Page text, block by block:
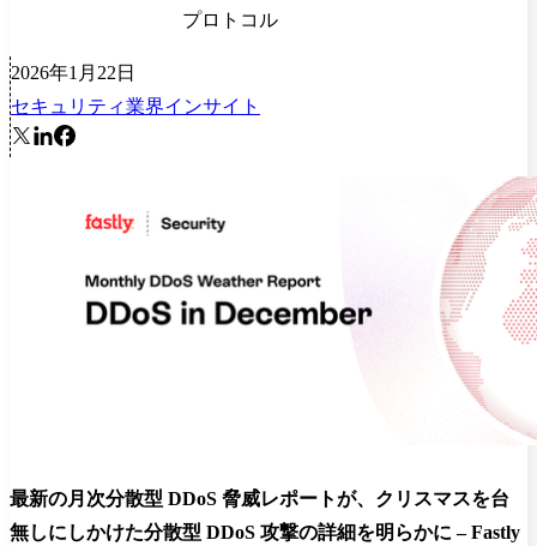
プロトコル
2026年1月22日
セキュリティ業界インサイト
最新の月次分散型 DDoS 脅威レポートが、クリスマスを台
無しにしかけた分散型 DDoS 攻撃の詳細を明らかに – Fastly